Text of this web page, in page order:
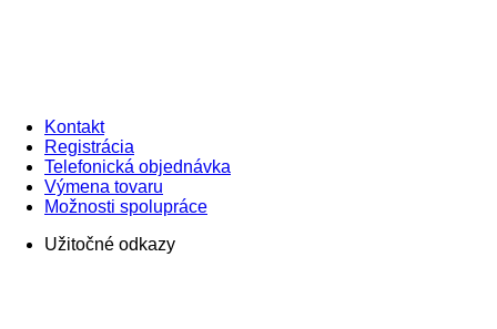
Kontakt
Registrácia
Telefonická objednávka
Výmena tovaru
Možnosti spolupráce
Užitočné odkazy